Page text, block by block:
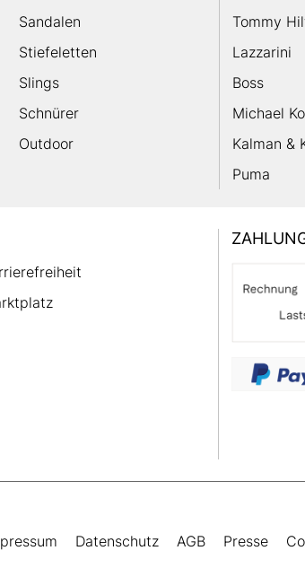
Sandalen
Stiefeletten
Slings
Schnürer
Outdoor
Tommy
Lazzarini
Boss
Michael
Kalman &
Puma
Datenschutz AGB Presse